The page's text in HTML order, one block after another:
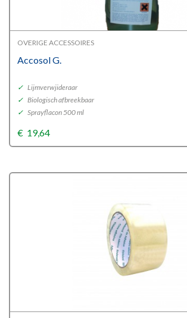
OVERIGE ACCESSOIRES
Accosol G.
✓ Lijmverwjideraar
✓ Biologisch afbreekbaar
✓ Sprayflacon 500 ml
€ 19,64